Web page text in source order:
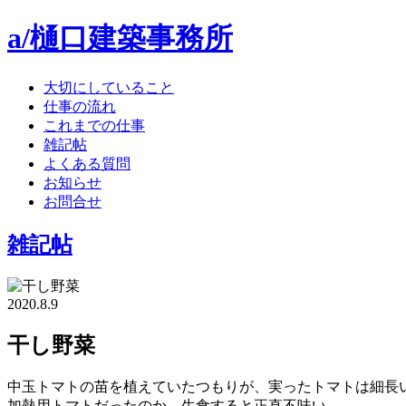
a/樋口建築事務所
大切にしていること
仕事の流れ
これまでの仕事
雑記帖
よくある質問
お知らせ
お問合せ
雑記帖
2020.8.9
干し野菜
中玉トマトの苗を植えていたつもりが、実ったトマトは細長